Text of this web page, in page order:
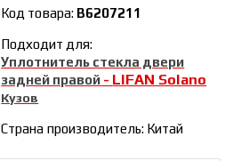
Код товара: B6207211
Подходит для:
Уплотнитель стекла двери
задней правой - LIFAN Solano
Кузов
Страна производитель: Китай